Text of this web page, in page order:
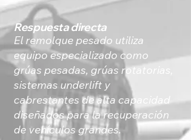
Respuesta directa
El remolque pesado utiliza
equipo especializado como
grúas pesadas, grúas rotatorias,
sistemas underlift y
cabrestantes de alta capacidad
diseñados para la recuperación
de vehículos grandes.